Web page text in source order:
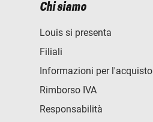
Chi siamo
Louis si presenta
Filiali
Informazioni per l'acquisto
Rimborso IVA
Responsabilità